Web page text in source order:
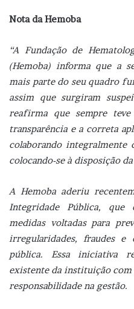
Nota da Hemoba
“A Fundação de
(Hemoba) informa que a
mais parte do seu quadro
assim que surgiram
reafirma que sempre
transparência e a correta
colaborando
colocando-se à disposição
A Hemoba aderiu
Integridade Pública, que
medidas voltadas para
irregularidades, fraudes e
pública. Essa iniciativa
existente da instituição com
responsabilidade na gestão.